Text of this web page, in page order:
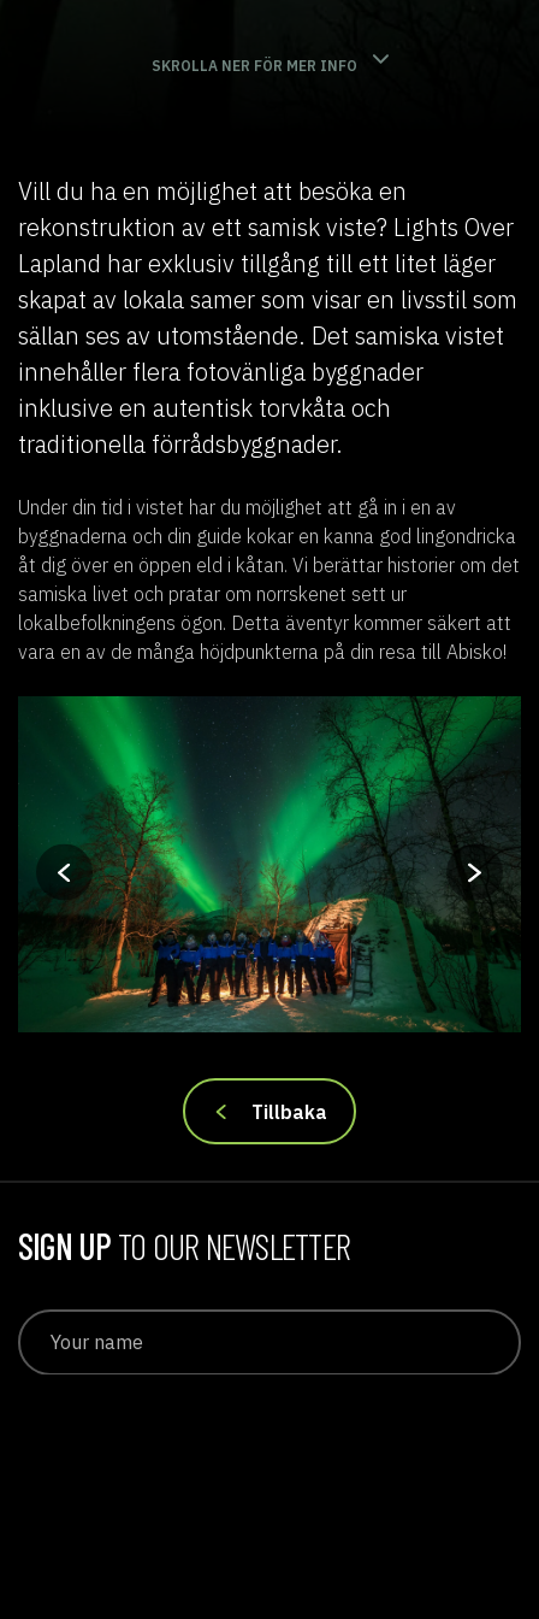
SKROLLA NER FÖR MER INFO
Vill du ha en möjlighet att besöka en
rekonstruktion av ett samisk viste? Lights Over
Lapland har exklusiv tillgång till ett litet läger
skapat av lokala samer som visar en livsstil som
sällan ses av utomstående. Det samiska vistet
innehåller flera fotovänliga byggnader
inklusive en autentisk torvkåta och
traditionella förrådsbyggnader.
Under din tid i vistet har du möjlighet att gå in i en av
byggnaderna och din guide kokar en kanna god lingondricka
åt dig över en öppen eld i kåtan. Vi berättar historier om det
samiska livet och pratar om norrskenet sett ur
lokalbefolkningens ögon. Detta äventyr kommer säkert att
vara en av de många höjdpunkterna på din resa till Abisko!
Tillbaka
SIGN UPTO OUR NEWSLETTER